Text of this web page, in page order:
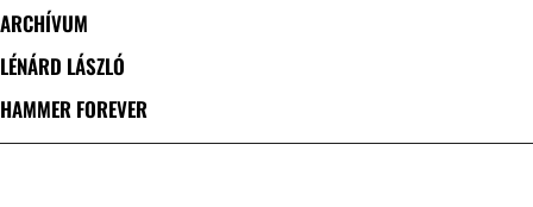
ARCHÍVUM
LÉNÁRD LÁSZLÓ
HAMMER FOREVER